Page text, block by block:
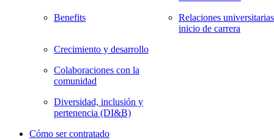
Benefits
Crecimiento y desarrollo
Colaboraciones con la
comunidad
Diversidad, inclusión y
pertenencia (DI&B)
Relaciones
inicio de carrera
Cómo ser contratado